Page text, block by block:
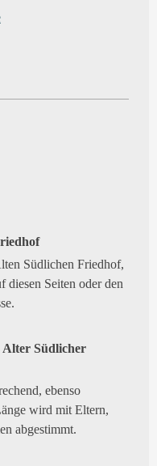
Südlichen Friedhof,
diesen Seiten oder den
Südlicher
ebenso
wird mit Eltern,
abgestimmt.